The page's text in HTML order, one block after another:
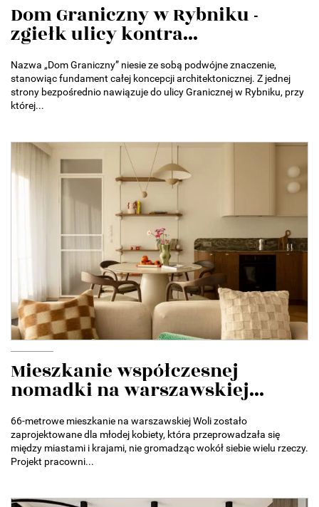
Dom Graniczny w Rybniku -
zgiełk ulicy kontra...
Nazwa „Dom Graniczny” niesie ze sobą podwójne znaczenie,
stanowiąc fundament całej koncepcji architektonicznej. Z jednej
strony bezpośrednio nawiązuje do ulicy Granicznej w Rybniku, przy
której...
Mieszkanie współczesnej
nomadki na warszawskiej...
66-metrowe mieszkanie na warszawskiej Woli zostało
zaprojektowane dla młodej kobiety, która przeprowadzała się
między miastami i krajami, nie gromadząc wokół siebie wielu rzeczy.
Projekt pracowni...